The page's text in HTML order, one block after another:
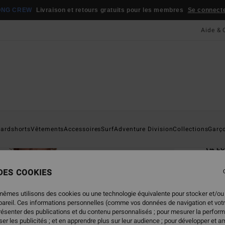
CREW Livraison et retours gratuits pour les membres Se
Aide &
VêtementsAccessoiresSurfAdventure DivisionCollections
5.0
ECO-
COOKIES
utilisons des cookies ou une technologie équivalente pour stocker et/
Ces informations personnelles (comme vos données de navigation et
des publications et du contenu personnalisés ; pour mesurer la
les publicités ; et en apprendre plus sur leur audience ; pour développer et